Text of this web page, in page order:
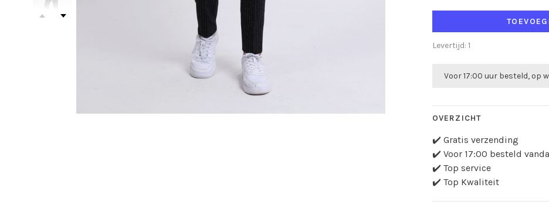
Levertijd: 1
Voor 17:00 uur besteld, op
OVERZICHT
✔️ Gratis verzending
✔️ Voor 17:00 besteld
✔️ Top service
✔️ Top Kwaliteit